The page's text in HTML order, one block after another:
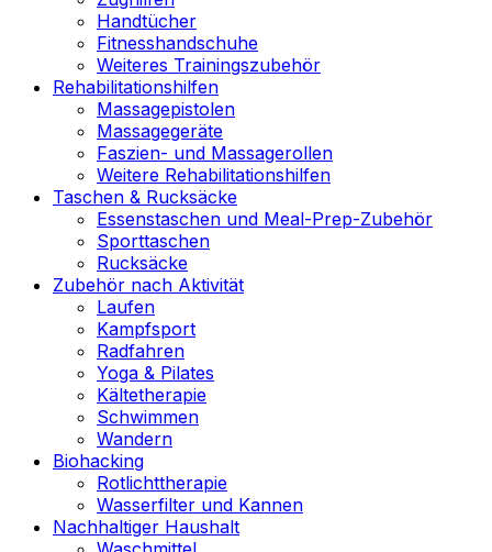
Handtücher
Fitnesshandschuhe
Weiteres Trainingszubehör
Rehabilitationshilfen
Massagepistolen
Massagegeräte
Faszien- und Massagerollen
Weitere Rehabilitationshilfen
Taschen & Rucksäcke
Essenstaschen und Meal-Prep-Zubehör
Sporttaschen
Rucksäcke
Zubehör nach Aktivität
Laufen
Kampfsport
Radfahren
Yoga & Pilates
Kältetherapie
Schwimmen
Wandern
Biohacking
Rotlichttherapie
Wasserfilter und Kannen
Nachhaltiger Haushalt